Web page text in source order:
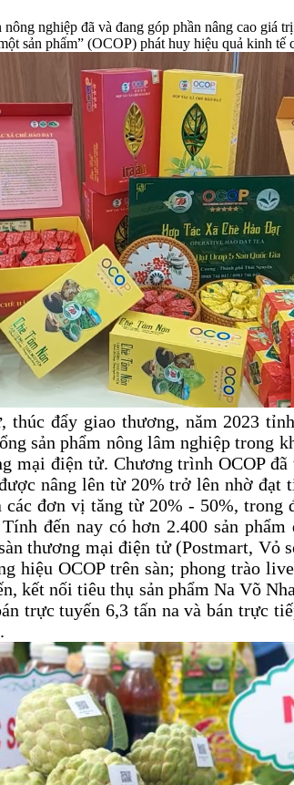
nghiệp đã và đang góp phần nâng cao giá
sản phẩm” (OCOP) phát huy hiệu quả kinh tế
đẩy giao thương, năm 2023
sản phẩm nông lâm nghiệp trong
mại điện tử. Chương trình OCOP
nâng lên từ 20% trở lên nhờ đạt
đơn vị tăng từ 20% - 50%,
đến nay có hơn 2.400 sản
thương mại điện tử (Postmart, Vỏ
hiệu OCOP trên sàn; phong trào
kết nối tiêu thụ sản phẩm Na Võ
trực tuyến 6,3 tấn na và bán trực